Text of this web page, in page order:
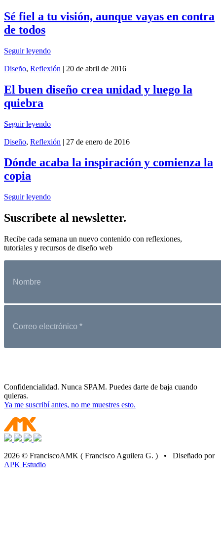
Sé fiel a tu visión, aunque vayas en contra
de todos
Seguir leyendo
Diseño, Reflexión | 20 de abril de 2016
El buen diseño crea unidad y luego la
quiebra
Seguir leyendo
Diseño, Reflexión | 27 de enero de 2016
Dónde acaba la inspiración y comienza la
copia
Seguir leyendo
Suscríbete al newsletter.
Recibe cada semana un nuevo contenido con reflexiones,
tutoriales y recursos de diseño web
Confidencialidad. Nunca SPAM. Puedes darte de baja cuando
quieras.
Ya me suscribí antes, no me muestres esto.
2026 © FranciscoAMK ( Francisco Aguilera G. ) • Diseñado por
APK Estudio